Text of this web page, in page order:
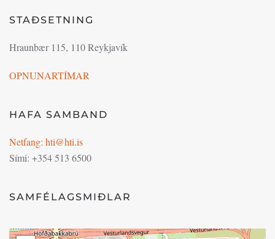
STAÐSETNING
Hraunbær 115, 110 Reykjavík
OPNUNARTÍMAR
HAFA SAMBAND
Netfang: hti@hti.is
Sími: +354 513 6500
SAMFÉLAGSMIÐLAR